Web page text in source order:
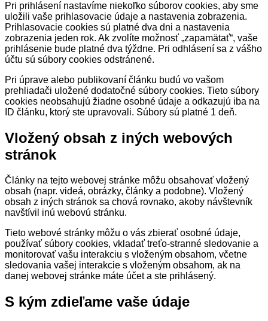
Pri prihlásení nastavíme niekoľko súborov cookies, aby sme
uložili vaše prihlasovacie údaje a nastavenia zobrazenia.
Prihlasovacie cookies sú platné dva dni a nastavenia
zobrazenia jeden rok. Ak zvolíte možnosť „zapamätať“, vaše
prihlásenie bude platné dva týždne. Pri odhlásení sa z vášho
účtu sú súbory cookies odstránené.
Pri úprave alebo publikovaní článku budú vo vašom
prehliadači uložené dodatočné súbory cookies. Tieto súbory
cookies neobsahujú žiadne osobné údaje a odkazujú iba na
ID článku, ktorý ste upravovali. Súbory sú platné 1 deň.
Vložený obsah z iných webových
stránok
Články na tejto webovej stránke môžu obsahovať vložený
obsah (napr. videá, obrázky, články a podobne). Vložený
obsah z iných stránok sa chová rovnako, akoby návštevník
navštívil inú webovú stránku.
Tieto webové stránky môžu o vás zbierať osobné údaje,
používať súbory cookies, vkladať treťo-stranné sledovanie a
monitorovať vašu interakciu s vloženým obsahom, včetne
sledovania vašej interakcie s vloženým obsahom, ak na
danej webovej stránke máte účet a ste prihlásený.
S kým zdieľame vaše údaje